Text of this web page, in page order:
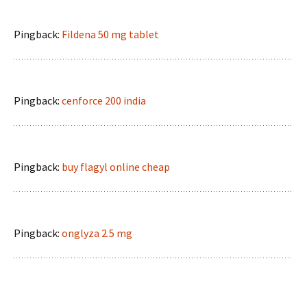
Pingback: Fildena 50 mg tablet
Pingback: cenforce 200 india
Pingback: buy flagyl online cheap
Pingback: onglyza 2.5 mg